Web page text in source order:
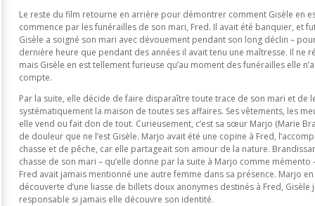
Le reste du film retourne en arrière pour démontrer comment Gisèle en
commence par les funérailles de son mari, Fred. Il avait été banquier, et
Gisèle a soigné son mari avec dévouement pendant son long déclin –
dernière heure que pendant des années il avait tenu une maîtresse. Il ne
mais Gisèle en est tellement furieuse qu’au moment des funérailles elle
compte.
Par la suite, elle décide de faire disparaître toute trace de son mari et de
systématiquement la maison de toutes ses affaires. Ses vêtements, les
elle vend ou fait don de tout. Curieusement, c’est sa sœur Marjo (Marie
de douleur que ne l’est Gisèle. Marjo avait été une copine à Fred,
chasse et de pêche, car elle partageait son amour de la nature.
chasse de son mari – qu’elle donne par la suite à Marjo comme
Fred avait jamais mentionné une autre femme dans sa présence. Marjo
découverte d’une liasse de billets doux anonymes destinés à Fred,
responsable si jamais elle découvre son identité.